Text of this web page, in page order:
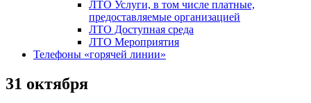
ЛТО Услуги, в том числе платные,
предоставляемые организацией
ЛТО Доступная среда
ЛТО Мероприятия
Телефоны «горячей линии»
31 октября